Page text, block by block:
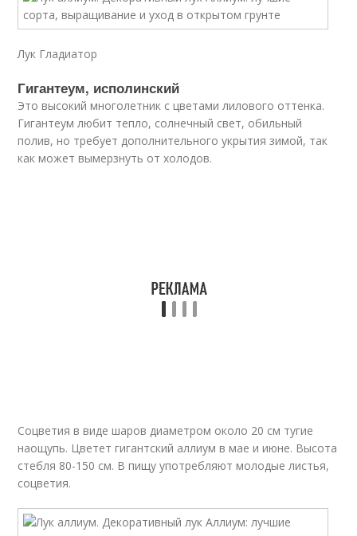
Лук Гладиатор
Гигантеум, исполинский
Это высокий многолетник с цветами лилового оттенка.
Гигантеум любит тепло, солнечный свет, обильный
полив, но требует дополнительного укрытия зимой, так
как может вымерзнуть от холодов.
Соцветия в виде шаров диаметром около 20 см тугие
наощупь. Цветет гигантский аллиум в мае и июне. Высота
стебля 80-150 см. В пищу употребляют молодые листья,
соцветия.